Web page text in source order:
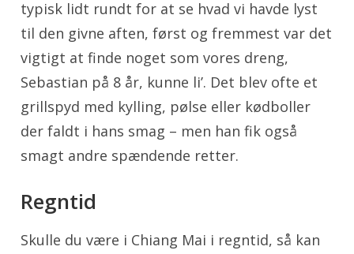
typisk lidt rundt for at se hvad vi havde lyst
til den givne aften, først og fremmest var det
vigtigt at finde noget som vores dreng,
Sebastian på 8 år, kunne li’. Det blev ofte et
grillspyd med kylling, pølse eller kødboller
der faldt i hans smag – men han fik også
smagt andre spændende retter.
Regntid
Skulle du være i Chiang Mai i regntid, så kan